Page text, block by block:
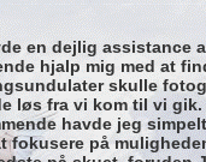
en dejlig assistance
hjalp mig med at
skulle
løs fra vi kom til vi
havde jeg
fokusere på